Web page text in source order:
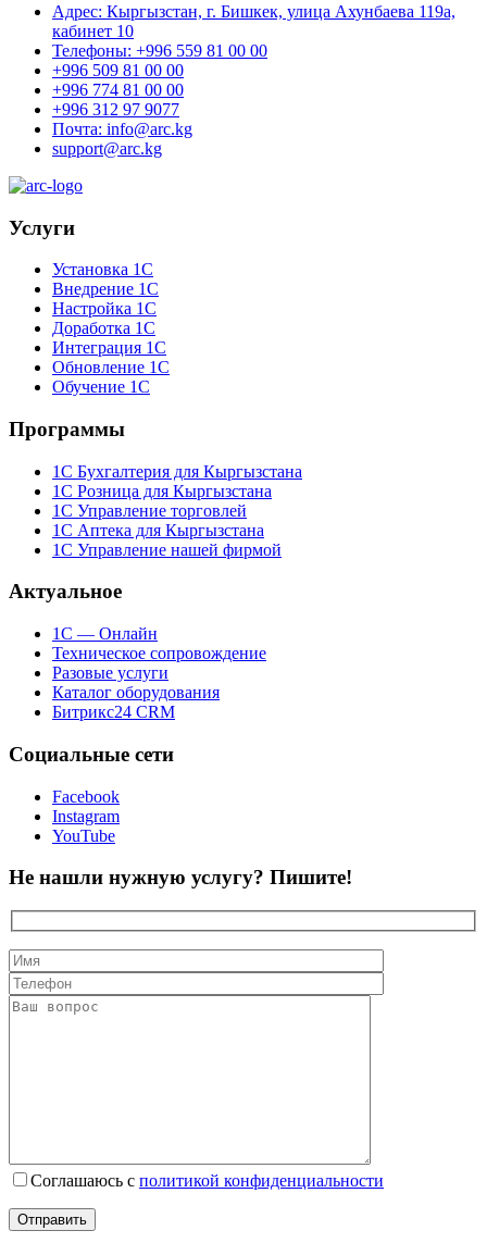
Адрес: Кыргызстан, г. Бишкек, улица Ахунбаева 119а,
кабинет 10
Телефоны: +996 559 81 00 00
+996 509 81 00 00
+996 774 81 00 00
+996 312 97 9077
Почта: info@arc.kg
support@arc.kg
Услуги
Установка 1С
Внедрение 1С
Настройка 1С
Доработка 1С
Интеграция 1С
Обновление 1С
Обучение 1С
Программы
1С Бухгалтерия для Кыргызстана
1С Розница для Кыргызстана
1С Управление торговлей
1С Аптека для Кыргызстана
1С Управление нашей фирмой
Актуальное
1С — Онлайн
Техническое сопровождение
Разовые услуги
Каталог оборудования
Битрикс24 CRM
Социальные сети
Facebook
Instagram
YouTube
Не нашли нужную услугу? Пишите!
Соглашаюсь с политикой конфиденциальности